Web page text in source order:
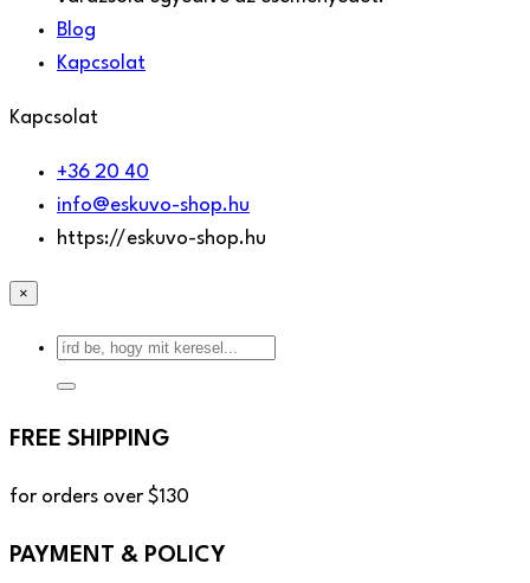
Blog
Kapcsolat
Kapcsolat
+36 20 40
info@eskuvo-shop.hu
https://eskuvo-shop.hu
×
FREE SHIPPING
for orders over $130
PAYMENT & POLICY